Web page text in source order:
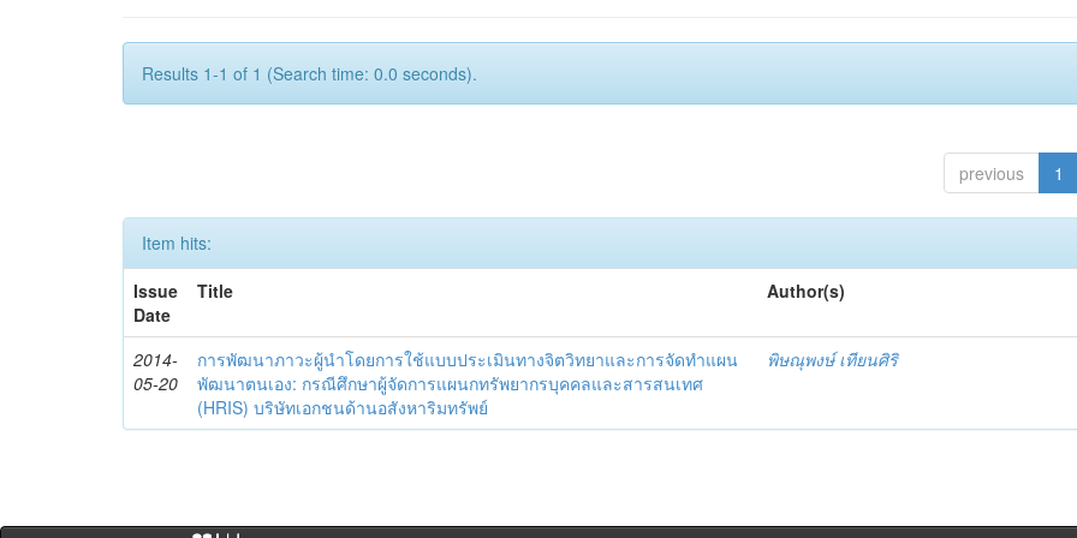
Results 1-1 of 1 (Search time: 0.0 seconds).
previous 1
Item hits:
Issue
Date
Title Author(s)
2014-
05-20
การพัฒนาภาวะผู้นำโดยการใช้แบบประเมินทางจิตวิทยาและการจัดทำแผน
พัฒนาตนเอง: กรณีศึกษาผู้จัดการแผนกทรัพยากรบุคคลและสารสนเทศ
(HRIS) บริษัทเอกชนด้านอสังหาริมทรัพย์
พิษณุพงษ์ เทียนศิริ